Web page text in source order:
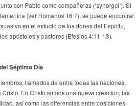
con Pablo como compañeras (‘synergoi’). Si
(ver Romanos 16:7), se puede encontrar
en el estudio de los dones del Espíritu,
apóstoles y pastores (Efesios 4:11-13).
Séptimo Día
llamados de entre todas las naciones,
En Cristo somos una nueva creación; las
así como las diferencias entre posiciones